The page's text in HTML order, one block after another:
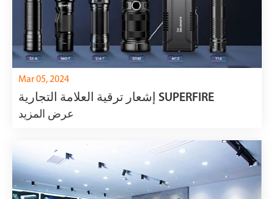
Mar 05, 2024
إشعار ترقية العلامة التجارية SUPERFIRE
عرض المزيد